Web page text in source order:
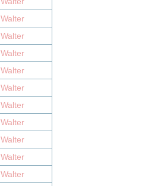
Walter
Walter
Walter
Walter
Walter
Walter
Walter
Walter
Walter
Walter